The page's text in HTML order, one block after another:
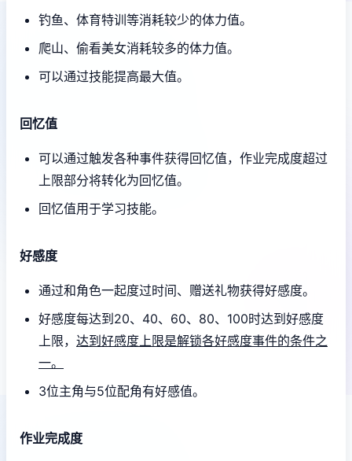
钓鱼、体育特训等消耗较少的体力值。
爬山、偷看美女消耗较多的体力值。
可以通过技能提高最大值。
回忆值
可以通过触发各种事件获得回忆值，作业完成度超过
上限部分将转化为回忆值。
回忆值用于学习技能。
好感度
通过和角色一起度过时间、赠送礼物获得好感度。
好感度每达到20、40、60、80、100时达到好感度
上限， 达到好感度上限是解锁各好感度事件的条件之
一。
3位主角与5位配角有好感值。
作业完成度